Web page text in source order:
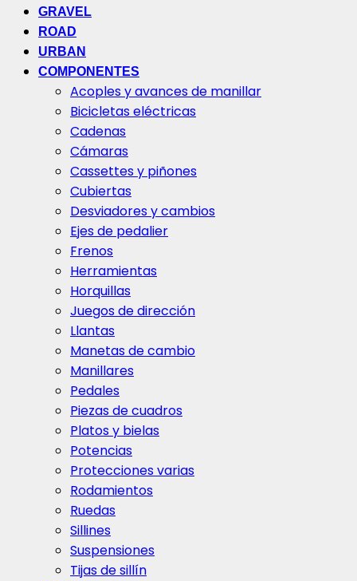
GRAVEL
ROAD
URBAN
COMPONENTES
Acoples y avances de manillar
Bicicletas eléctricas
Cadenas
Cámaras
Cassettes y piñones
Cubiertas
Desviadores y cambios
Ejes de pedalier
Frenos
Herramientas
Horquillas
Juegos de dirección
Llantas
Manetas de cambio
Manillares
Pedales
Piezas de cuadros
Platos y bielas
Potencias
Protecciones varias
Rodamientos
Ruedas
Sillines
Suspensiones
Tijas de sillín